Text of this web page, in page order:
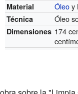
Material Óleoy
Técnica Óleo
Dimensiones 174